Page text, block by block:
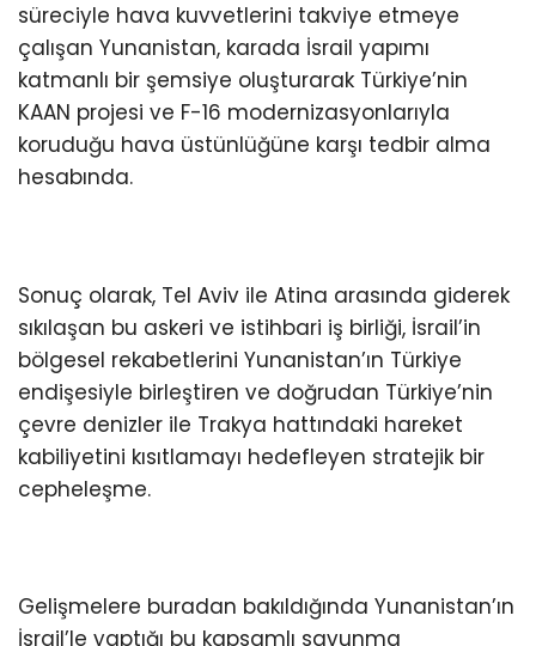
süreciyle hava kuvvetlerini takviye etmeye
çalışan Yunanistan, karada İsrail yapımı
katmanlı bir şemsiye oluşturarak Türkiye’nin
KAAN projesi ve F-16 modernizasyonlarıyla
koruduğu hava üstünlüğüne karşı tedbir alma
hesabında.
Sonuç olarak, Tel Aviv ile Atina arasında giderek
sıkılaşan bu askeri ve istihbari iş birliği, İsrail’in
bölgesel rekabetlerini Yunanistan’ın Türkiye
endişesiyle birleştiren ve doğrudan Türkiye’nin
çevre denizler ile Trakya hattındaki hareket
kabiliyetini kısıtlamayı hedefleyen stratejik bir
cepheleşme.
Gelişmelere buradan bakıldığında Yunanistan’ın
İsrail’le yaptığı bu kapsamlı savunma